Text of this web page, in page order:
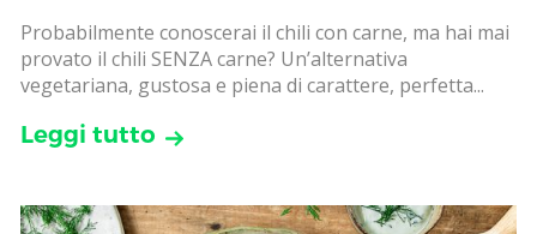
Probabilmente conoscerai il chili con carne, ma hai mai
provato il chili SENZA carne? Un’alternativa
vegetariana, gustosa e piena di carattere, perfetta...
Leggi tutto